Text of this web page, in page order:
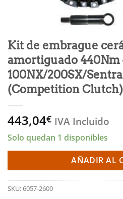
Kit de embrague
amortiguado 440Nm
100NX/200SX/
(Competition Clutch)
443,04€ IVA Incluido
Solo quedan 1 disponibles
AÑADIR AL
SKU:6057-2600